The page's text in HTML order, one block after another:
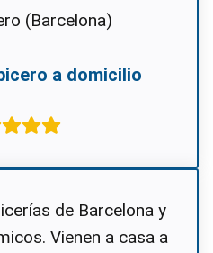
(Barcelona)
a domicilio
de Barcelona y
Vienen a casa a